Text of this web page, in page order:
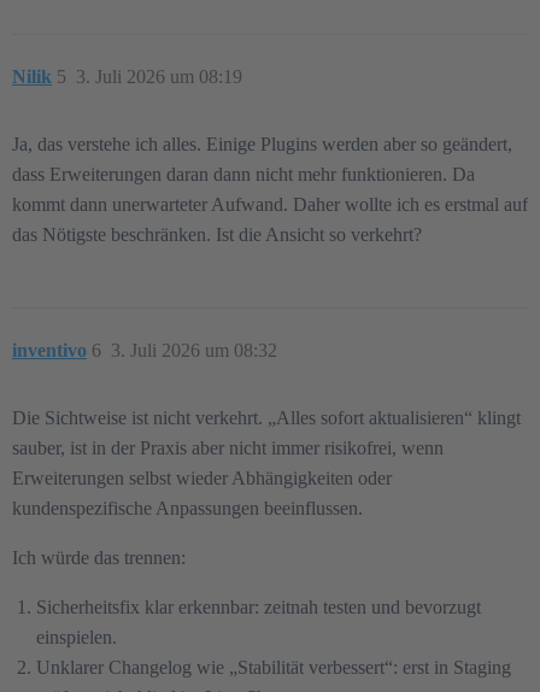
Nilik 3. Juli 2026 um 08:19
5
Ja, das verstehe ich alles. Einige Plugins werden aber so geändert,
dass Erweiterungen daran dann nicht mehr funktionieren. Da
kommt dann unerwarteter Aufwand. Daher wollte ich es erstmal auf
das Nötigste beschränken. Ist die Ansicht so verkehrt?
inventivo 3. Juli 2026 um 08:32
6
Die Sichtweise ist nicht verkehrt. „Alles sofort aktualisieren“ klingt
sauber, ist in der Praxis aber nicht immer risikofrei, wenn
Erweiterungen selbst wieder Abhängigkeiten oder
kundenspezifische Anpassungen beeinflussen.
Ich würde das trennen:
Sicherheitsfix klar erkennbar: zeitnah testen und bevorzugt
einspielen.
Unklarer Changelog wie „Stabilität verbessert“: erst in Staging